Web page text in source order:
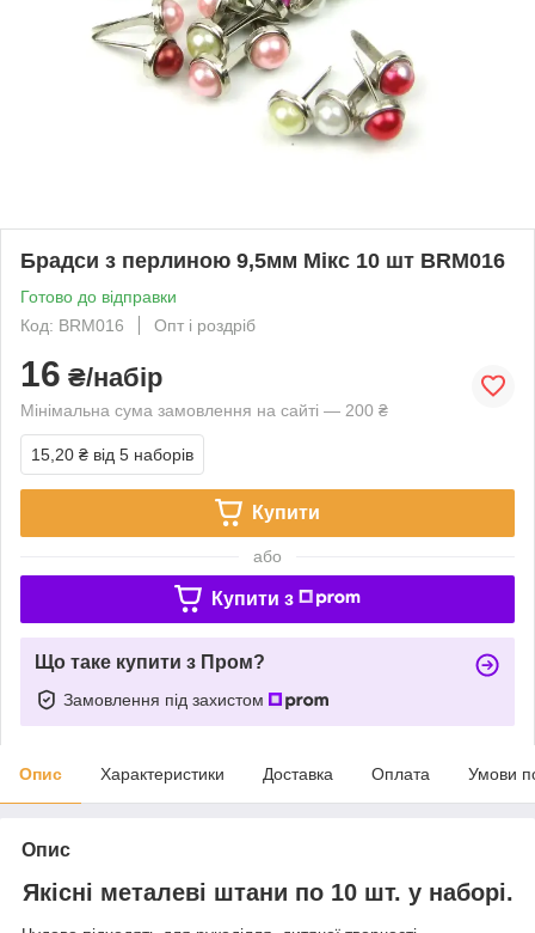
Брадси з перлиною 9,5мм Мікс 10 шт BRM016
Готово до відправки
Код: BRM016
Опт і роздріб
16 ₴/набір
Мінімальна сума замовлення на сайті — 200 ₴
15,20 ₴ від 5 наборів
Купити
або
Купити з
Що таке купити з Пром?
Замовлення під захистом
Опис Характеристики Доставка Оплата Умови
Опис
Якісні металеві штани по 10 шт. у наборі.